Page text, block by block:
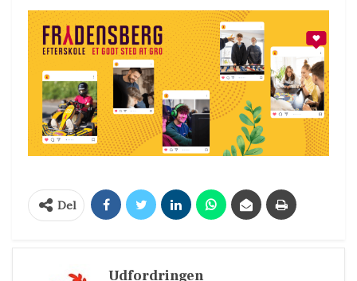
Del
Udfordringen